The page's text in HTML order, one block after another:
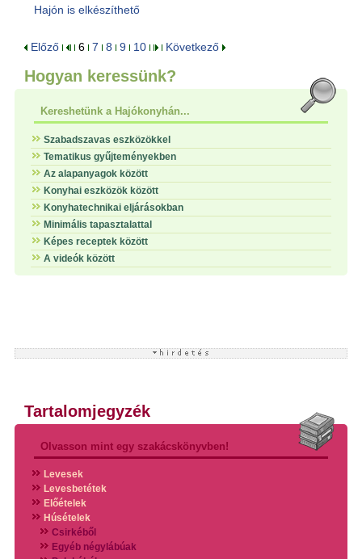
Hajón is elkészíthető
Előző 6 7 8 9 10 Következő
Hogyan keressünk?
Kereshetünk a Hajókonyhán...
Szabadszavas eszközökkel
Tematikus gyűjteményekben
Az alapanyagok között
Konyhai eszközök között
Konyhatechnikai eljárásokban
Minimális tapasztalattal
Képes receptek között
A videók között
Tartalomjegyzék
Olvasson mint egy szakácskönyvben!
Levesek
Levesbetétek
Előételek
Húsételek
Csirkéből
Egyéb négylábúak